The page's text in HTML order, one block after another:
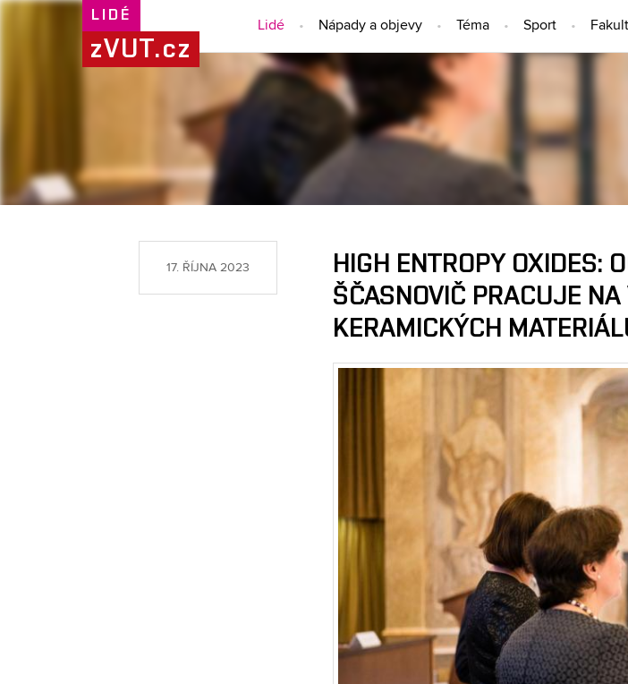
LIDÉ
zVUT.cz
Lidé Nápady a objevy Téma Sport
LIDÉ
17. ŘÍJNA 2023
HIGH ENTROPY OXIDES:
ŠČASNOVIČ PRACUJE
KERAMICKÝCH